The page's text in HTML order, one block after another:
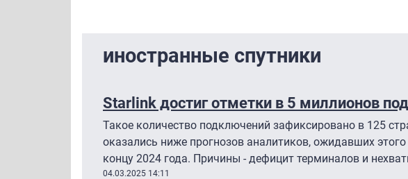
иностранные спутники
Starlink достиг отметки в 5 миллионов
Такое количество подключений зафиксировано в 125
оказались ниже прогнозов аналитиков, ожидавших этого
концу 2024 года. Причины - дефицит терминалов и
04.03.2025 14:11